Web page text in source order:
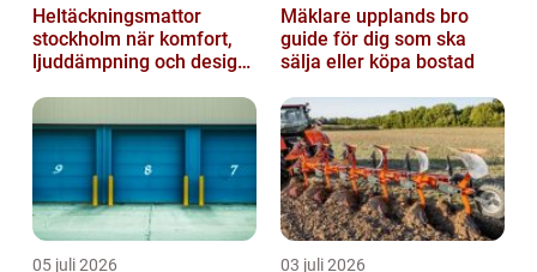
Heltäckningsmattor
stockholm när komfort,
ljuddämpning och design
Mäklare upplands bro
guide för dig som ska
sälja eller köpa bostad
05 juli 2026 03 juli 2026